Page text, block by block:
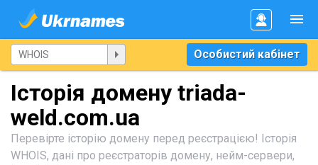
Особистий кабінет
Історія домену triada-
weld.com.ua
Перевірте історію домену перед реєстрацією! Історія
WHOIS, дані про реєстраторів домену, нейм-сервери,